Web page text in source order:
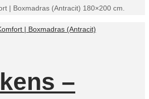
| Boxmadras (Antracit) 180×200 cm.
–